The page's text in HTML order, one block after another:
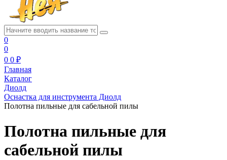
0
0
0 0 ₽
Главная
Каталог
Диолд
Оснастка для инструмента Диолд
Полотна пильные для сабельной пилы
Полотна пильные для
сабельной пилы